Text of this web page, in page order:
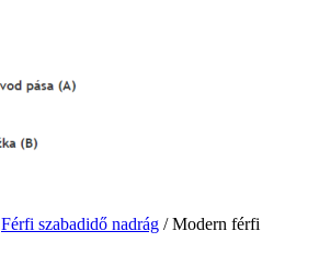
Férfi szabadidő nadrág / Modern férfi